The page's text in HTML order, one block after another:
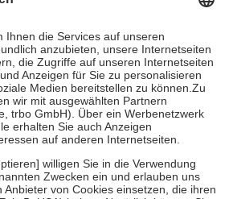
sind jedoch nie mehr als die tatsächlichen
auch für Online-Apotheken.
Krankenpflege beträgt die
Kosten sowie zehn Euro je
Versicherten für ihre eigene Gesundheit zu
Stellung der Familie zu unterstützen,
an bei:
bis zum vollendeten 18. Lebensjahr